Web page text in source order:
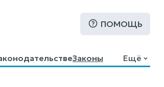
ПОМОЩЬ
Законы
Ещё